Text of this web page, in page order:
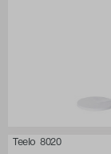
Teelo 8020